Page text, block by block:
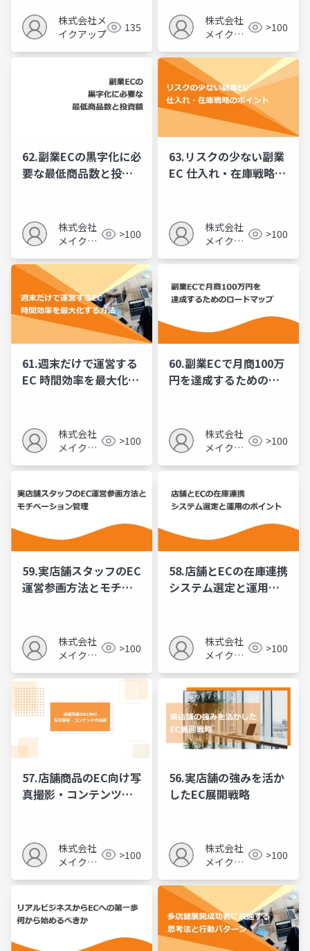
株式会社メ
イクアップ
135
株式会社
メイクア
>100
62.副業ECの黒字化に必
要な最低商品数と投資
株式会社
メイクア
>100
63.リスクの少ない副業
EC 仕入れ・在庫戦略の
株式会社
メイクア
>100
61.週末だけで運営する
EC 時間効率を最大化す
株式会社
メイクア
>100
60.副業ECで月商100万
円を達成するためのロ
株式会社
メイクア
>100
59.実店舗スタッフのEC
運営参画方法とモチベ
株式会社
メイクア
>100
58.店舗とECの在庫連携
システム選定と運用の
株式会社
メイクア
>100
57.店舗商品のEC向け写
真撮影・コンテンツ作
株式会社
メイクア
>100
56.実店舗の強みを活か
したEC展開戦略
株式会社
メイクア
>100